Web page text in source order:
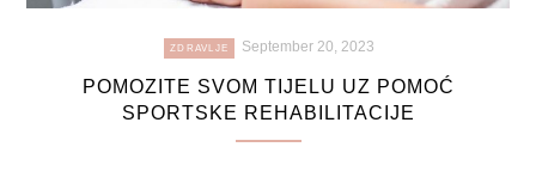
ZDRAVLJE September 20, 2023
POMOZITE SVOM TIJELU UZ POMOĆ
SPORTSKE REHABILITACIJE